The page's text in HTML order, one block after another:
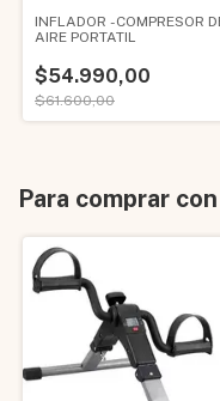
INFLADOR -COMPRESOR
AIRE PORTATIL
$54.990,00
$61.600,00
Para comprar